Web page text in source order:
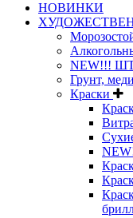
НОВИНКИ
NEW!!!
Грунт,
Краски